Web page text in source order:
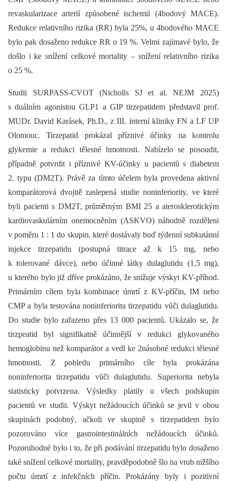
revaskularizace arterií způsobené ischemií (4bodový MACE).
Redukce relativního rizika (RR) byla 25%, u 4bodového MACE
bylo pak dosaženo redukce RR o 19 %. Velmi zajímavé bylo, že
došlo i ke snížení celkové mortality –⁠ snížení relativního rizika
o 25 %.
Studii SURPASS-CVOT (Nicholls SJ et al. NEJM 2025)
s duálním agonistou GLP1 a GIP tirzepatidem představil prof.
MUDr. David Karásek, Ph.D., z III. interní kliniky FN a LF UP
Olomouc. Tirzepatid prokázal příznivé účinky na kontrolu
glykemie a redukci tělesné hmotnosti. Nabízelo se posoudit,
případně potvrdit i příznivé KV-účinky u pacientů s diabetem
2. typu (DM2T). Právě za tímto účelem byla provedena aktivní
komparátorová dvojitě zaslepená studie noninferiority, ve které
byli pacienti s DM2T, průměrným BMI 25 a aterosklerotickým
kardiovaskulárním onemocněním (ASKVO) náhodně rozděleni
v poměru 1 : 1 do skupin, které dostávaly buď týdenní subkutánní
injekce tirzepatidu (postupná titrace až k 15 mg, nebo
k tolerované dávce), nebo účinné látky dulaglutidu (1,5 mg),
u kterého bylo již dříve prokázáno, že snižuje výskyt KV-příhod.
Primárním cílem byla kombinace úmrtí z KV-příčin, IM nebo
CMP a byla testována noninferiorita tirzepatidu vůči dulaglutidu.
Do studie bylo zařazeno přes 13 000 pacientů. Ukázalo se, že
tirzpeatid byl signifikatně účinnější v redukci glykovaného
hemoglobinu než komparátor a vedl ke 2násobné redukci tělesné
hmotnosti. Z pohledu primárního cíle byla prokázána
noninferiorita tirzepatidu vůči dulaglutidu. Superiorita nebyla
statisticky potvrzena. Výsledky platily u všech podskupin
pacientů ve studii. Výskyt nežádoucích účinků se jevil v obou
skupinách podobný, ačkoli ve skupině s tirzepatidem bylo
pozorováno více gastrointestinálních nežádoucích účinků.
Pozoruhodné bylo i to, že při podávání tirzepatidu bylo dosaženo
také snížení celkové mortality, pravděpodobně šlo na vrub nižšího
počtu úmrtí z infekčních příčin. Prokázány byly i pozitivní